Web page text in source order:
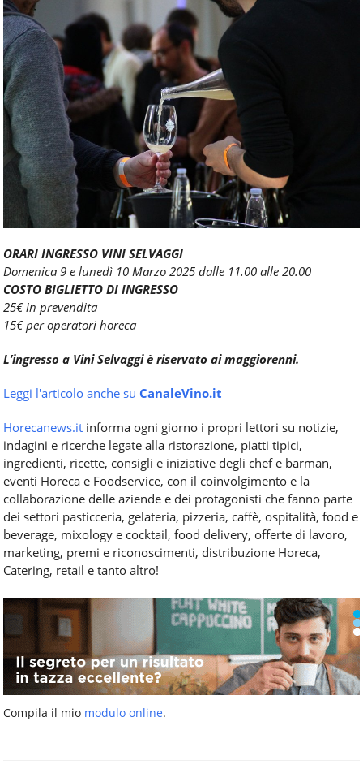
ORARI INGRESSO VINI SELVAGGI
Domenica 9 e lunedì 10 Marzo 2025 dalle 11.00 alle 20.00
COSTO BIGLIETTO DI INGRESSO
25€ in prevendita
15€ per operatori horeca
L’ingresso a Vini Selvaggi è riservato ai maggiorenni.
Leggi l'articolo anche su CanaleVino.it
Horecanews.it informa ogni giorno i propri lettori su notizie,
indagini e ricerche legate alla ristorazione, piatti tipici,
ingredienti, ricette, consigli e iniziative degli chef e barman,
eventi Horeca e Foodservice, con il coinvolgimento e la
collaborazione delle aziende e dei protagonisti che fanno parte
dei settori pasticceria, gelateria, pizzeria, caffè, ospitalità, food e
beverage, mixology e cocktail, food delivery, offerte di lavoro,
marketing, premi e riconoscimenti, distribuzione Horeca,
Catering, retail e tanto altro!
Compila il mio modulo online.